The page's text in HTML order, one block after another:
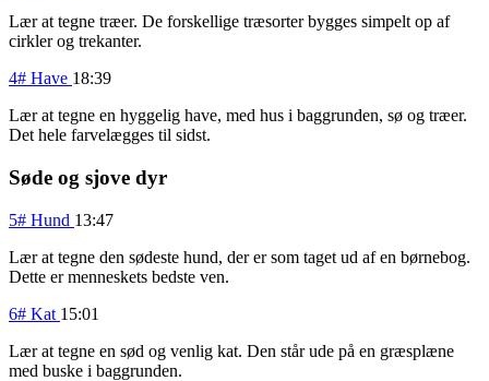
Lær at tegne træer. De forskellige træsorter bygges simpelt op af
cirkler og trekanter.
4# Have 18:39
Lær at tegne en hyggelig have, med hus i baggrunden, sø og træer.
Det hele farvelægges til sidst.
Søde og sjove dyr
5# Hund 13:47
Lær at tegne den sødeste hund, der er som taget ud af en børnebog.
Dette er menneskets bedste ven.
6# Kat 15:01
Lær at tegne en sød og venlig kat. Den står ude på en græsplæne
med buske i baggrunden.